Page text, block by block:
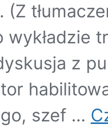
(Z
wykładzie
z
szef …